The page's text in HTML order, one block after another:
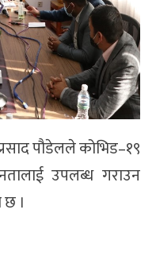
पौडेलले कोभिड–१९
उपलब्ध गराउन
।